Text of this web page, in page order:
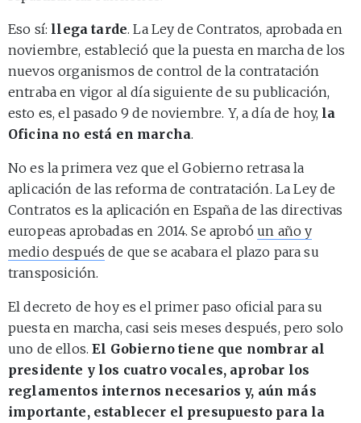
Eso sí: llega tarde. La Ley de Contratos, aprobada en
noviembre, estableció que la puesta en marcha de los
nuevos organismos de control de la contratación
entraba en vigor al día siguiente de su publicación,
esto es, el pasado 9 de noviembre. Y, a día de hoy, la
Oficina no está en marcha.
No es la primera vez que el Gobierno retrasa la
aplicación de las reforma de contratación. La Ley de
Contratos es la aplicación en España de las directivas
europeas aprobadas en 2014. Se aprobóun año y
medio después de que se acabara el plazo para su
transposición.
El decreto de hoy es el primer paso oficial para su
puesta en marcha, casi seis meses después, pero solo
uno de ellos.El Gobierno tiene que nombrar al
presidente y los cuatro vocales, aprobar los
reglamentos internos necesarios y, aún más
importante, establecer el presupuesto para la